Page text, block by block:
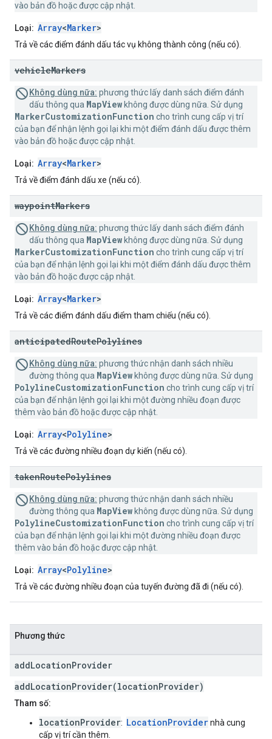
vào bản đồ hoặc được cập nhật.
Loại: Array<Marker>
Trả về các điểm đánh dấu tác vụ không thành công (nếu có).
vehicleMarkers
Không dùng nữa: phương thức lấy danh sách điểm đánh
dấu thông qua MapView không được dùng nữa. Sử dụng
MarkerCustomizationFunction cho trình cung cấp vị trí
của bạn để nhận lệnh gọi lại khi một điểm đánh dấu được thêm
vào bản đồ hoặc được cập nhật.
Loại: Array<Marker>
Trả về điểm đánh dấu xe (nếu có).
waypointMarkers
Không dùng nữa: phương thức lấy danh sách điểm đánh
dấu thông qua MapView không được dùng nữa. Sử dụng
MarkerCustomizationFunction cho trình cung cấp vị trí
của bạn để nhận lệnh gọi lại khi một điểm đánh dấu được thêm
vào bản đồ hoặc được cập nhật.
Loại: Array<Marker>
Trả về các điểm đánh dấu điểm tham chiếu (nếu có).
anticipatedRoutePolylines
Không dùng nữa: phương thức nhận danh sách nhiều
đường thông qua MapView không được dùng nữa. Sử dụng
PolylineCustomizationFunction cho trình cung cấp vị trí
của bạn để nhận lệnh gọi lại khi một đường nhiều đoạn được
thêm vào bản đồ hoặc được cập nhật.
Loại: Array<Polyline>
Trả về các đường nhiều đoạn dự kiến (nếu có).
takenRoutePolylines
Không dùng nữa: phương thức nhận danh sách nhiều
đường thông qua MapView không được dùng nữa. Sử dụng
PolylineCustomizationFunction cho trình cung cấp vị trí
của bạn để nhận lệnh gọi lại khi một đường nhiều đoạn được
thêm vào bản đồ hoặc được cập nhật.
Loại: Array<Polyline>
Trả về các đường nhiều đoạn của tuyến đường đã đi (nếu có).
Phương thức
addLocationProvider
addLocationProvider(locationProvider)
Tham số:
locationProvider: LocationProvidernhà cung
cấp vị trí cần thêm.